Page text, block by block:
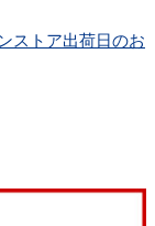
ストア出荷日のお